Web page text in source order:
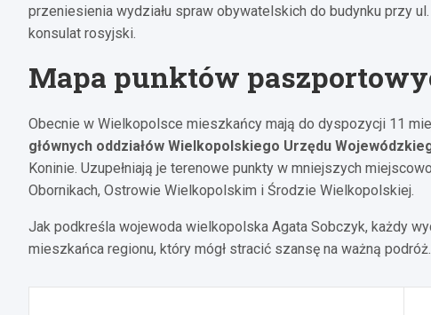
przeniesienia wydziału spraw obywatelskich do budynku przy
konsulat rosyjski.
Mapa punktów
Obecnie w Wielkopolsce mieszkańcy mają do dyspozycji 11
głównych oddziałów Wielkopolskiego Urzędu
Koninie. Uzupełniają je terenowe punkty w mniejszych
Obornikach, Ostrowie Wielkopolskim i Środzie Wielkopolskiej.
Jak podkreśla wojewoda wielkopolska Agata Sobczyk, każdy
mieszkańca regionu, który mógł stracić szansę na ważną podróż.